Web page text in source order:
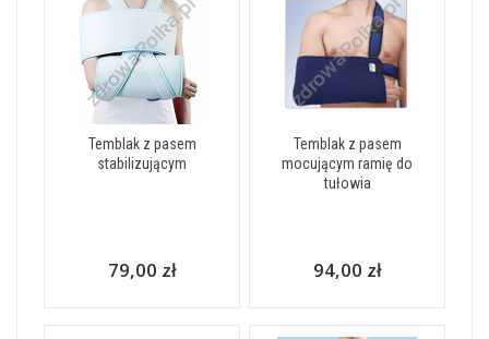
Temblak z pasem
stabilizującym
79,00 zł
Temblak z pasem
mocującym ramię do
tułowia
94,00 zł